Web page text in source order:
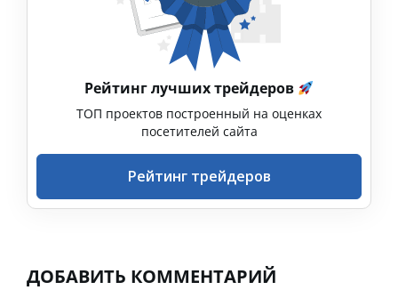
Рейтинг лучших трейдеров
ТОП проектов построенный на оценках
посетителей сайта
Рейтинг трейдеров
ДОБАВИТЬ КОММЕНТАРИЙ